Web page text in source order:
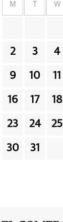
M W
2 3 4
9 10 11
16 17 18
23 24 25
30 31